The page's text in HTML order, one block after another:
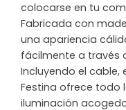
colocarse en tu
Fabricada con
una apariencia
fácilmente a través
Incluyendo el
Festina ofrece todo
iluminación